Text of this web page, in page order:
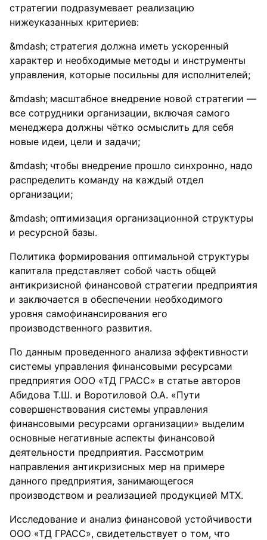
стратегии подразумевает реализацию
нижеуказанных критериев:
стратегия должна иметь ускоренный
характер и необходимые методы и инструменты
управления, которые посильны для исполнителей;
масштабное внедрение новой стратегии —
все сотрудники организации, включая самого
менеджера должны чётко осмыслить для себя
новые идеи, цели и задачи;
чтобы внедрение прошло синхронно, надо
распределить команду на каждый отдел
организации;
оптимизация организационной структуры
и ресурсной базы.
Политика формирования оптимальной структуры
капитала представляет собой часть общей
антикризисной финансовой стратегии предприятия
и заключается в обеспечении необходимого
уровня самофинансирования его
производственного развития.
По данным проведенного анализа эффективности
системы управления финансовыми ресурсами
предприятия ООО «ТД ГРАСС» в статье авторов
Абидова Т.Ш. и Воротиловой О.А. «Пути
совершенствования системы управления
финансовыми ресурсами организации» выделим
основные негативные аспекты финансовой
деятельности предприятия. Рассмотрим
направления антикризисных мер на примере
данного предприятия, занимающегося
производством и реализацией продукцией МТХ.
Исследование и анализ финансовой устойчивости
ООО «ТД ГРАСС», свидетельствует о том, что